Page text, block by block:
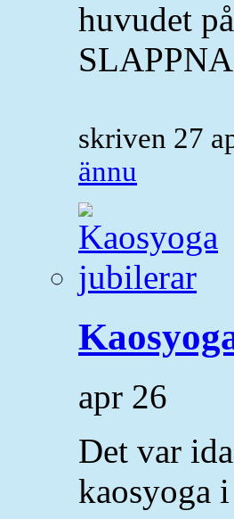
huvudet
skriven 27
ännu
apr 26
Det var
kaosyoga